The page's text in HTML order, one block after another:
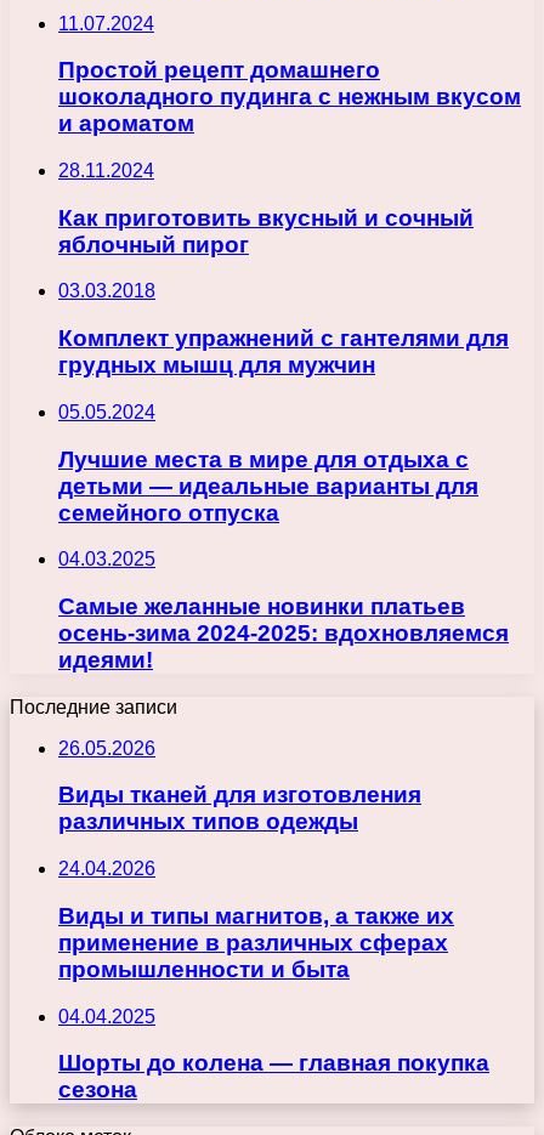
11.07.2024
Простой рецепт домашнего
шоколадного пудинга с нежным вкусом
и ароматом
28.11.2024
Как приготовить вкусный и сочный
яблочный пирог
03.03.2018
Комплект упражнений с гантелями для
грудных мышц для мужчин
05.05.2024
Лучшие места в мире для отдыха с
детьми — идеальные варианты для
семейного отпуска
04.03.2025
Самые желанные новинки платьев
осень-зима 2024-2025: вдохновляемся
идеями!
Последние записи
26.05.2026
Виды тканей для изготовления
различных типов одежды
24.04.2026
Виды и типы магнитов, а также их
применение в различных сферах
промышленности и быта
04.04.2025
Шорты до колена — главная покупка
сезона